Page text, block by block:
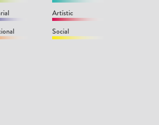
Artístic
Social